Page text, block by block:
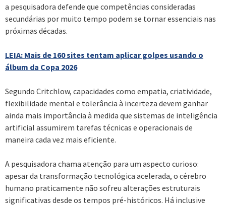
a pesquisadora defende que competências consideradas
secundárias por muito tempo podem se tornar essenciais nas
próximas décadas.
LEIA: Mais de 160 sites tentam aplicar golpes usando o
álbum da Copa 2026
Segundo Critchlow, capacidades como empatia, criatividade,
flexibilidade mental e tolerância à incerteza devem ganhar
ainda mais importância à medida que sistemas de inteligência
artificial assumirem tarefas técnicas e operacionais de
maneira cada vez mais eficiente.
A pesquisadora chama atenção para um aspecto curioso:
apesar da transformação tecnológica acelerada, o cérebro
humano praticamente não sofreu alterações estruturais
significativas desde os tempos pré-históricos. Há inclusive